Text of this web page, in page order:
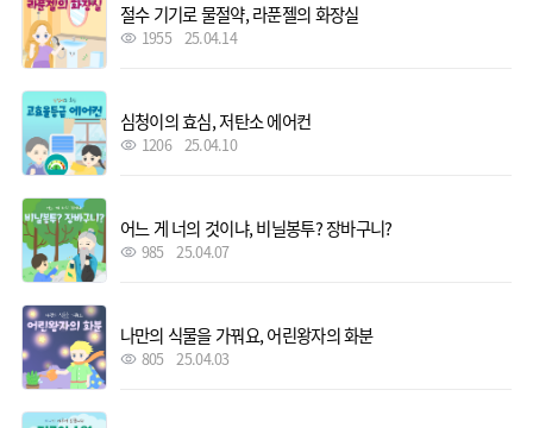
절수 기기로 물절약, 라푼젤의 화장실
1955 25.04.14
심청이의 효심, 저탄소 에어컨
1206 25.04.10
어느 게 너의 것이냐, 비닐봉투? 장바구니?
985 25.04.07
나만의 식물을 가꿔요, 어린왕자의 화분
805 25.04.03